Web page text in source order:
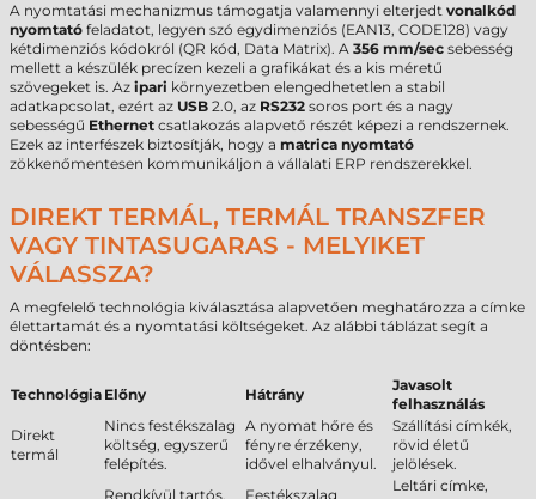
A nyomtatási mechanizmus támogatja valamennyi elterjedt vonalkód
nyomtató feladatot, legyen szó egydimenziós (EAN13, CODE128) vagy
kétdimenziós kódokról (QR kód, Data Matrix). A 356 mm/sec sebesség
mellett a készülék precízen kezeli a grafikákat és a kis méretű
szövegeket is. Az ipari környezetben elengedhetetlen a stabil
adatkapcsolat, ezért az USB 2.0, az RS232 soros port és a nagy
sebességű Ethernet csatlakozás alapvető részét képezi a rendszernek.
Ezek az interfészek biztosítják, hogy a matrica nyomtató
zökkenőmentesen kommunikáljon a vállalati ERP rendszerekkel.
DIREKT TERMÁL, TERMÁL TRANSZFER
VAGY TINTASUGARAS - MELYIKET
VÁLASSZA?
A megfelelő technológia kiválasztása alapvetően meghatározza a címke
élettartamát és a nyomtatási költségeket. Az alábbi táblázat segít a
döntésben:
Technológia Előny Hátrány
Javasolt
felhasználás
Direkt
termál
Nincs festékszalag
költség, egyszerű
felépítés.
A nyomat hőre és
fényre érzékeny,
idővel elhalványul.
Szállítási címkék,
rövid életű
jelölések.
Rendkívül tartós, Festékszalag
Leltári címke,